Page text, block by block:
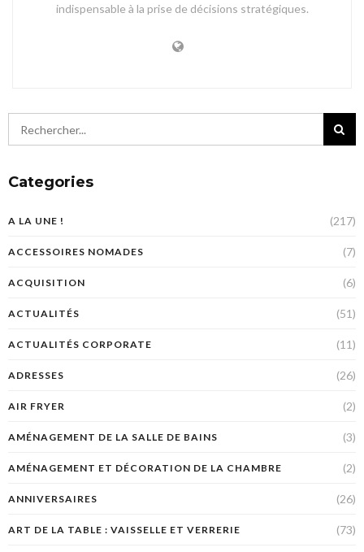
indispensable à la prise de décisions stratégiques.
Categories
A LA UNE ! (217)
ACCESSOIRES NOMADES (7)
ACQUISITION (6)
ACTUALITÉS (51)
ACTUALITÉS CORPORATE (11)
ADRESSES (26)
AIR FRYER (2)
AMÉNAGEMENT DE LA SALLE DE BAINS (3)
AMÉNAGEMENT ET DÉCORATION DE LA CHAMBRE (2)
ANNIVERSAIRES (26)
ART DE LA TABLE : VAISSELLE ET VERRERIE (73)